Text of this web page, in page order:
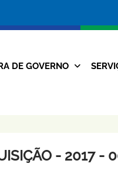
da
Prefeitura
Navegação
DE GOVERNO
- 2017 -